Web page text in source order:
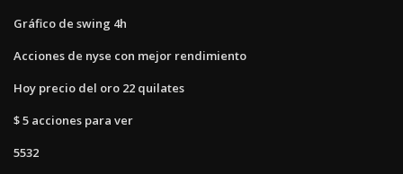
Gráfico de swing 4h
Acciones de nyse con mejor rendimiento
Hoy precio del oro 22 quilates
$ 5 acciones para ver
5532